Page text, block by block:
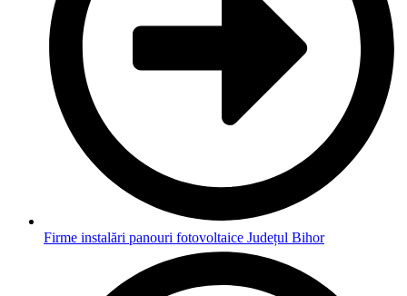
Firme instalări panouri fotovoltaice Județul Bihor